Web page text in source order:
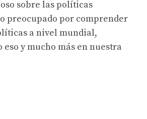
sobre las políticas
preocupado por comprender
a nivel mundial,
eso y mucho más en nuestra